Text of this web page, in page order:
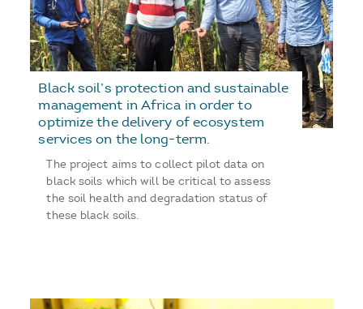
Black soil’s protection and sustainable
management in Africa in order to
optimize the delivery of ecosystem
services on the long-term.
The project aims to collect pilot data on
black soils which will be critical to assess
the soil health and degradation status of
these black soils.